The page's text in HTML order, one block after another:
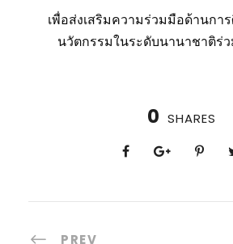
เพื่อส่งเสริมความร่วมมือด้านกา
นวัตกรรมในระดับนานาชาติร่
0 SHARES
PREV